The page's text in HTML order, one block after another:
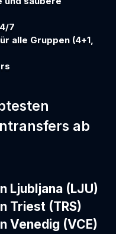
7
alle Gruppen (4+1,
ab
Ljubljana (LJU)
Triest (TRS)
Venedig (VCE)